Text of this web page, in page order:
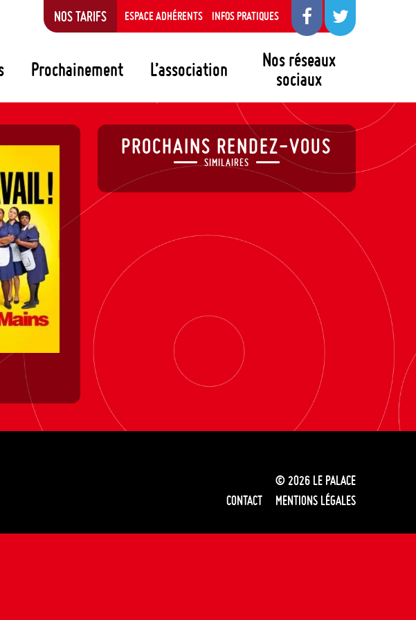
Prochainement L’association
Nos réseaux
sociaux
NOS TARIFS ESPACE ADHÉRENTS INFOS PRATIQUES
PROCHAINS RENDEZ-VOUS
SIMILAIRES
© 2026 LE PALACE
CONTACT
MENTIONS LÉGALES